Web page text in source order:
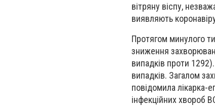
вітряну віспу,
виявляють
Протягом минулого
зниження
випадків проти
випадків. Загалом
повідомила лікарка-
інфекційних хвороб